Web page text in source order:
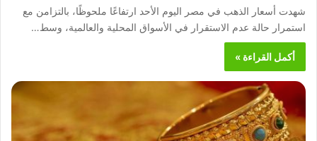
شهدت أسعار الذهب في مصر اليوم الأحد ارتفاعًا ملحوظًا، بالتزامن مع
استمرار حالة عدم الاستقرار في الأسواق المحلية والعالمية، وسط…
أكمل القراءة »